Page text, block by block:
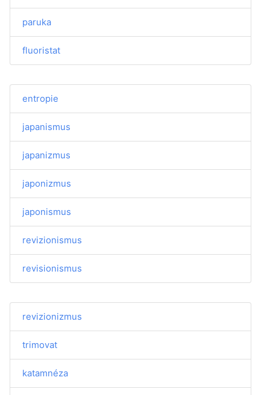
paruka
fluoristat
entropie
japanismus
japanizmus
japonizmus
japonismus
revizionismus
revisionismus
revizionizmus
trimovat
katamnéza